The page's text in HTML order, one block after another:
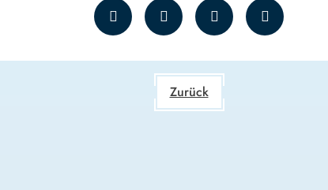
Zurück